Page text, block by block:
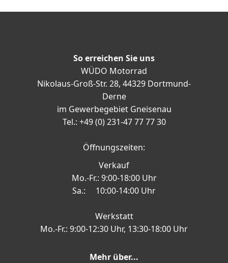
So erreichen Sie uns
WÜDO Motorrad
Nikolaus-Groß-Str. 28, 44329 Dortmund-
Derne
im Gewerbegebiet Gneisenau
Tel.: +49 (0) 231-47 77 77 30
Öffnungszeiten:
Verkauf
Mo.-Fr.: 9:00-18:00 Uhr
Sa.: 10:00-14:00 Uhr
Werkstatt
Mo.-Fr.: 9:00-12:30 Uhr, 13:30-18:00 Uhr
Mehr über...